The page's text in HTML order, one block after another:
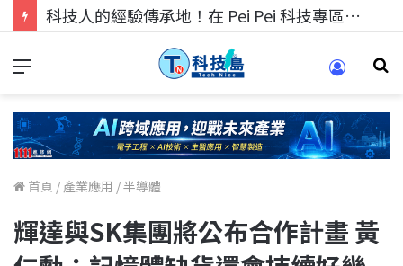
科技人的經驗傳承地！在 Pei Pei 科技專區，與學弟妹交流最硬核的技術
首頁 / 產業應用 /半導體
輝達與SK集團將公布合作計畫 黃